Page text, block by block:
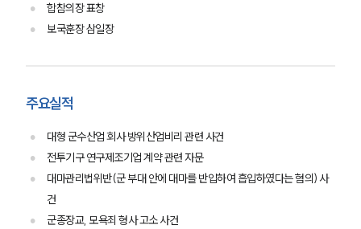
합참의장 표창
보국훈장 삼일장
주요실적
대형 군수산업 회사 방위산업비리 관련 사건
전투기구 연구제조기업 계약 관련 자문
대마관리법위반(군 부대 안에 대마를 반입하여 흡입하였다는 혐의) 사
건
군종장교, 모욕죄 형사 고소 사건